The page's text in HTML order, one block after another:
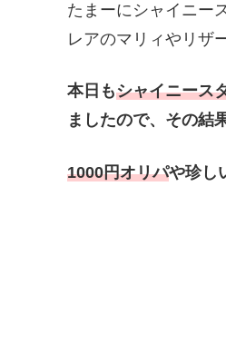
たまーにシャイニー
レアのマリィやリザ
本日もシャイニース
ましたので、その結
1000円オリパや珍し